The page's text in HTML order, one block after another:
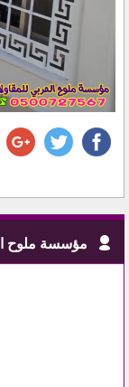
مؤسسة ملوح